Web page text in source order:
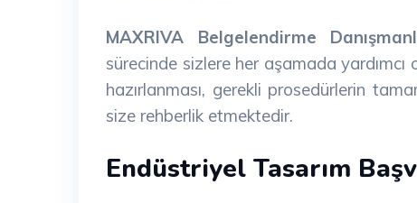
MAXRIVA Belgelendirme
sürecinde sizlere her aşamada
hazırlanması, gerekli prosedürlerin
size rehberlik etmektedir.
Endüstriyel Tasarım